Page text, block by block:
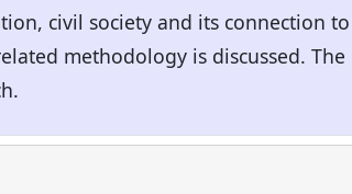
civil society and its connection to
methodology is discussed. The